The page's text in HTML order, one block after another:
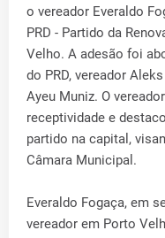
o vereador Everaldo
PRD - Partido da
Velho. A adesão foi
do PRD, vereador
Ayeu Muniz. O
receptividade e
partido na capital,
Câmara Municipal.
Everaldo Fogaça, em
vereador em Porto